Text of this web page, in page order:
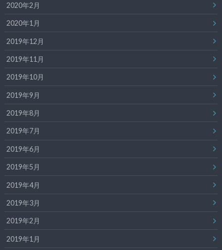
2020年2月
2020年1月
2019年12月
2019年11月
2019年10月
2019年9月
2019年8月
2019年7月
2019年6月
2019年5月
2019年4月
2019年3月
2019年2月
2019年1月